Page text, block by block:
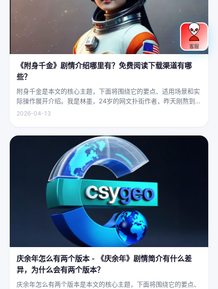
《附身千金》剧情介绍哪里有？免费阅读下载渠道有哪
些？
附身千金是本文的核心主题，下面将围绕它的要点、适用场景和实
际操作展开介绍。我是林墨，24岁的网文扑街作者，昨天刚熬到凌
晨四点赶完一本豪门甜宠文的大纲，揉着发酸的眼睛扑上床就睡，
2026-04-13
庆余年怎么有两个版本 - 《庆余年》剧情简介有什么差
异，为什么会有两个版本？
庆余年怎么有两个版本是本文的核心主题，下面将围绕它的要点、
客服